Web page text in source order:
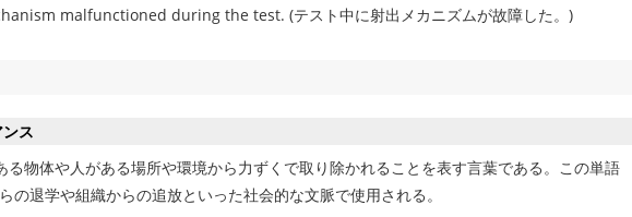
malfunctioned during the test. (テスト中に射出メカニズムが故障した。)
ス
る物体や人がある場所や環境から力ずくで取り除かれることを表す言葉である。この単語
の退学や組織からの追放といった社会的な文脈で使用される。